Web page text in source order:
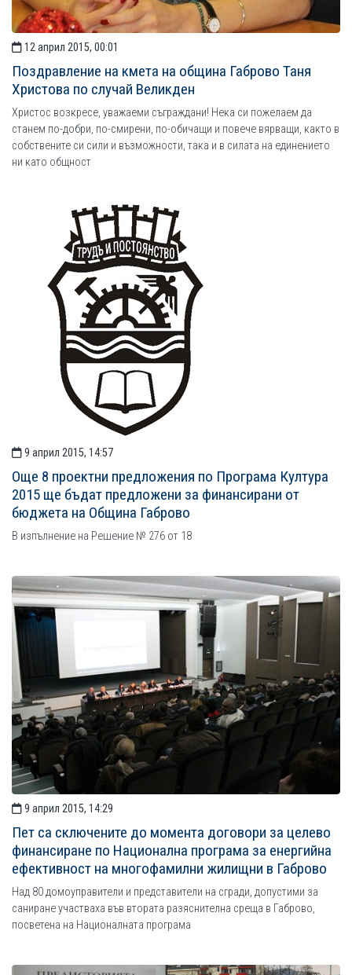
12 април 2015, 00:01
Поздравление на кмета на община Габрово Таня
Христова по случай Великден
Христос возкресе, уважаеми съграждани! Нека си пожелаем да
станем по-добри, по-смирени, по-обичащи и повече вярващи, както в
собствените си сили и възможности, така и в силата на единението
ни като общност
9 април 2015, 14:57
Още 8 проектни предложения по Програма Култура
2015 ще бъдат предложени за финансирани от
бюджета на Община Габрово
В изпълнение на Решение № 276 от 18
9 април 2015, 14:29
Пет са сключените до момента договори за целево
финансиране по Национална програма за енергийна
ефективност на многофамилни жилищни в Габрово
Над 80 домоуправители и представители на сгради, допустими за
саниране участваха във втората разяснителна среща в Габрово,
посветена на Националната програма